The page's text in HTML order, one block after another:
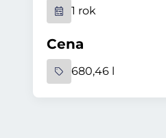
1 rok
Cena
680,46 l